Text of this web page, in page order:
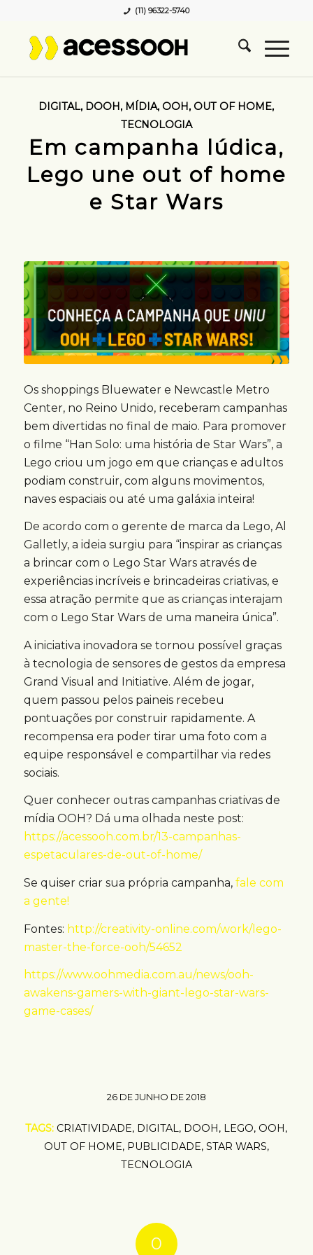
(11) 96322-5740
DIGITAL, DOOH, MÍDIA, OOH, OUT OF HOME,
TECNOLOGIA
Em campanha lúdica,
Lego une out of home
e Star Wars
Os shoppings Bluewater e Newcastle Metro
Center, no Reino Unido, receberam campanhas
bem divertidas no final de maio. Para promover
o filme “Han Solo: uma história de Star Wars”, a
Lego criou um jogo em que crianças e adultos
podiam construir, com alguns movimentos,
naves espaciais ou até uma galáxia inteira!
De acordo com o gerente de marca da Lego, Al
Galletly, a ideia surgiu para “inspirar as crianças
a brincar com o Lego Star Wars através de
experiências incríveis e brincadeiras criativas, e
essa atração permite que as crianças interajam
com o Lego Star Wars de uma maneira única”.
A iniciativa inovadora se tornou possível graças
à tecnologia de sensores de gestos da empresa
Grand Visual and Initiative. Além de jogar,
quem passou pelos paineis recebeu
pontuações por construir rapidamente. A
recompensa era poder tirar uma foto com a
equipe responsável e compartilhar via redes
sociais.
Quer conhecer outras campanhas criativas de
mídia OOH? Dá uma olhada neste post:
https://acessooh.com.br/13-campanhas-
espetaculares-de-out-of-home/
Se quiser criar sua própria campanha, fale com
a gente!
Fontes: http://creativity-online.com/work/lego-
master-the-force-ooh/54652
https://www.oohmedia.com.au/news/ooh-
awakens-gamers-with-giant-lego-star-wars-
game-cases/
26 DE JUNHO DE 2018
TAGS: CRIATIVIDADE, DIGITAL, DOOH , LEGO, OOH ,
OUT OF HOME, PUBLICIDADE, STAR WARS,
TECNOLOGIA
0